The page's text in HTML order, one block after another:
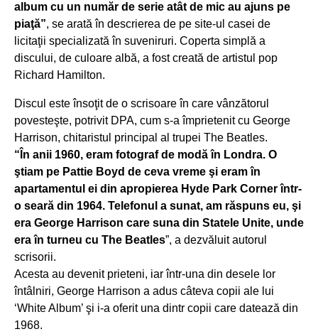
album cu un număr de serie atât de mic au ajuns pe
piaţă”, se arată în descrierea de pe site-ul casei de
licitaţii specializată în suveniruri. Coperta simplă a
discului, de culoare albă, a fost creată de artistul pop
Richard Hamilton.
Discul este însoţit de o scrisoare în care vânzătorul
povesteşte, potrivit DPA, cum s-a împrietenit cu George
Harrison, chitaristul principal al trupei The Beatles.
“În anii 1960, eram fotograf de modă în Londra. O
ştiam pe Pattie Boyd de ceva vreme şi eram în
apartamentul ei din apropierea Hyde Park Corner într-
o seară din 1964. Telefonul a sunat, am răspuns eu, şi
era George Harrison care suna din Statele Unite, unde
era în turneu cu The Beatles”, a dezvăluit autorul
scrisorii.
Acesta au devenit prieteni, iar într-una din desele lor
întâlniri, George Harrison a adus câteva copii ale lui
‘White Album’ şi i-a oferit una dintr copii care datează din
1968.